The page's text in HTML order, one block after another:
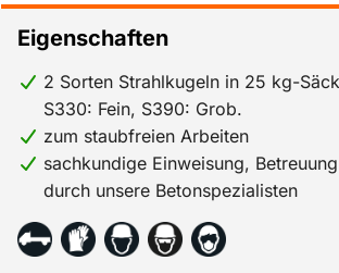
Eigenschaften
2 Sorten Strahlkugeln in 25 kg-
S330: Fein, S390: Grob.
zum staubfreien Arbeiten
sachkundige Einweisung,
durch unsere Betonspezialisten